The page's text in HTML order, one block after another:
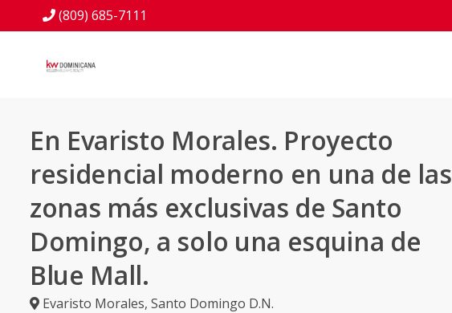
(809) 685-7111
En Evaristo Morales. Proyecto
residencial moderno en una de las
zonas más exclusivas de Santo
Domingo, a solo una esquina de
Blue Mall.
Evaristo Morales, Santo Domingo D.N.